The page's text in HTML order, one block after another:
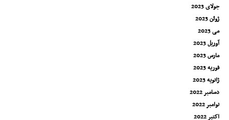
جولای 2023
ژوئن 2023
می 2023
آوریل 2023
مارس 2023
فوریه 2023
ژانویه 2023
دسامبر 2022
نوامبر 2022
اکتبر 2022